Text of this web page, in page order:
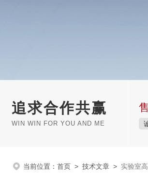
追求合作共赢
WIN WIN FOR YOU AND ME
当前位置： 首页 > 技术文章 > 实验室